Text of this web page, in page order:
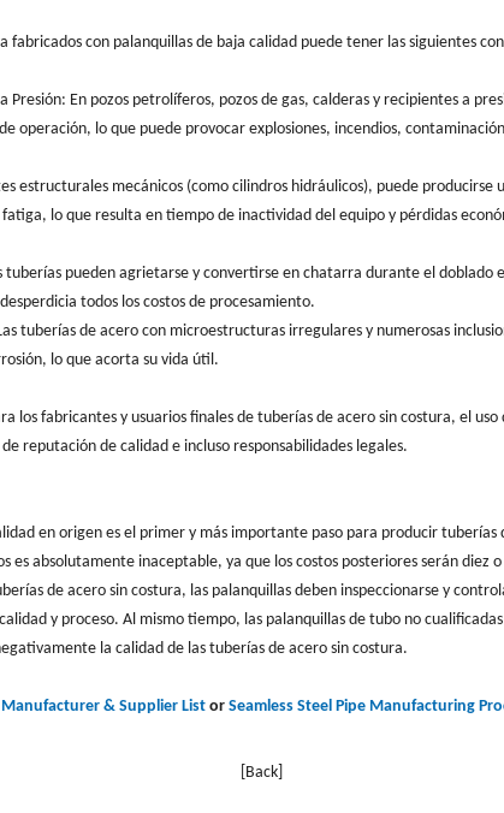
fabricados con palanquillas de baja calidad puede tener las siguientes
Presión: En pozos petrolíferos, pozos de gas, calderas y recipientes a
operación, lo que puede provocar explosiones, incendios,
estructurales mecánicos (como cilindros hidráulicos), puede
lo que resulta en tiempo de inactividad del equipo y pérdidas
tuberías pueden agrietarse y convertirse en chatarra durante el doblado
todos los costos de procesamiento.
tuberías de acero con microestructuras irregulares y numerosas
lo que acorta su vida útil.
los fabricantes y usuarios finales de tuberías de acero sin costura, el
reputación de calidad e incluso responsabilidades legales.
en origen es el primer y más importante paso para producir
es absolutamente inaceptable, ya que los costos posteriores serán diez
de acero sin costura, las palanquillas deben inspeccionarse y
y proceso. Al mismo tiempo, las palanquillas de tubo no
la calidad de las tuberías de acero sin costura.
Manufacturer& Supplier List or Seamless Steel Pipe Manufacturing
[Back]